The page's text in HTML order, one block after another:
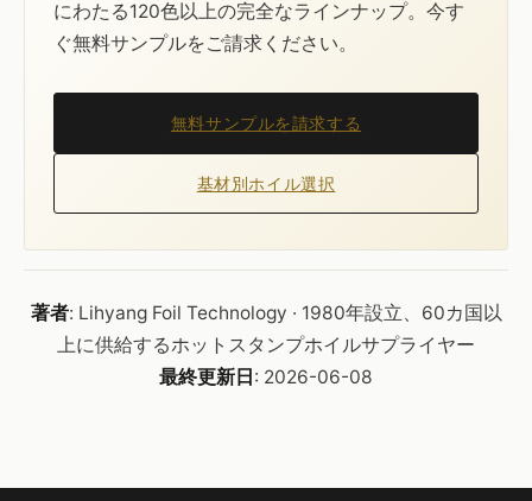
にわたる120色以上の完全なラインナップ。今す
ぐ無料サンプルをご請求ください。
無料サンプルを請求する
基材別ホイル選択
著者: Lihyang Foil Technology · 1980年設立、60カ国以
上に供給するホットスタンプホイルサプライヤー
最終更新日: 2026-06-08